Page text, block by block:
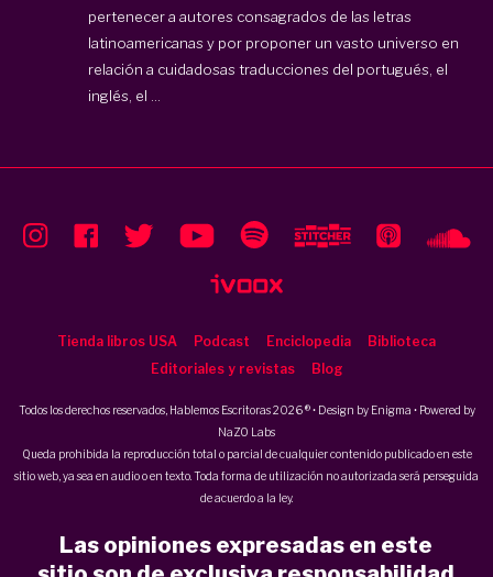
pertenecer a autores consagrados de las letras
latinoamericanas y por proponer un vasto universo en
relación a cuidadosas traducciones del portugués, el
inglés, el ...
Tienda libros USA Podcast Enciclopedia
Biblioteca
Editoriales y revistas
Blog
Todos los derechos reservados, Hablemos Escritoras 2026 ® • Design by Enigma • Powered by
NaZO Labs
Queda prohibida la reproducción total o parcial de cualquier contenido publicado en este
sitio web, ya sea en audio o en texto. Toda forma de utilización no autorizada será perseguida
de acuerdo a la ley.
Las opiniones expresadas en este